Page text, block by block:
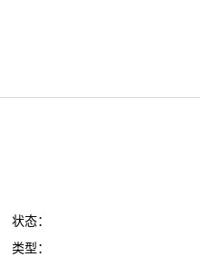
状态：
类型：